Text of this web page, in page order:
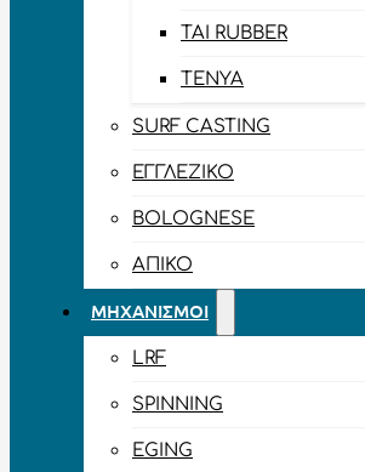
TAI RUBBER
TENYA
SURF CASTING
ΕΓΓΛΈΖΙΚΟ
BOLOGNESE
ΑΠΊΚΟ
ΜΗΧΑΝΙΣΜΟΊ
LRF
SPINNING
EGING